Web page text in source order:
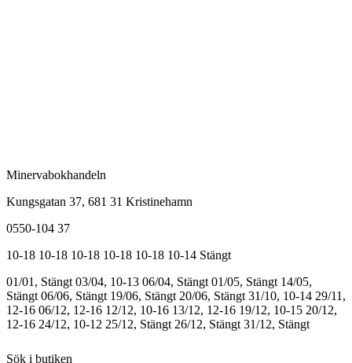
Minervabokhandeln
Kungsgatan 37, 681 31 Kristinehamn
0550-104 37
10-18 10-18 10-18 10-18 10-18 10-14 Stängt
01/01, Stängt 03/04, 10-13 06/04, Stängt 01/05, Stängt 14/05,
Stängt 06/06, Stängt 19/06, Stängt 20/06, Stängt 31/10, 10-14 29/11,
12-16 06/12, 12-16 12/12, 10-16 13/12, 12-16 19/12, 10-15 20/12,
12-16 24/12, 10-12 25/12, Stängt 26/12, Stängt 31/12, Stängt
Sök i butiken